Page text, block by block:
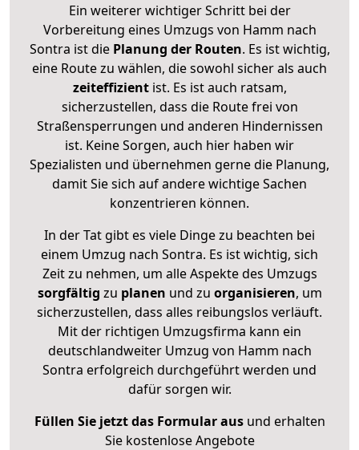
Ein weiterer wichtiger Schritt bei der
Vorbereitung eines Umzugs von Hamm nach
Sontra ist diePlanung der Routen. Es ist wichtig,
eine Route zu wählen, die sowohl sicher als auch
zeiteffizientist. Es ist auch ratsam,
sicherzustellen, dass die Route frei von
Straßensperrungen und anderen Hindernissen
ist. Keine Sorgen, auch hier haben wir
Spezialisten und übernehmen gerne die Planung,
damit Sie sich auf andere wichtige Sachen
konzentrieren können.
In der Tat gibt es viele Dinge zu beachten bei
einem Umzug nach Sontra. Es ist wichtig, sich
Zeit zu nehmen, um alle Aspekte des Umzugs
sorgfältig zu planen und zu organisieren, um
sicherzustellen, dass alles reibungslos verläuft.
Mit der richtigen Umzugsfirma kann ein
deutschlandweiter Umzug von Hamm nach
Sontra erfolgreich durchgeführt werden und
dafür sorgen wir.
Füllen Sie jetzt das Formular ausund erhalten
Sie kostenlose Angebote